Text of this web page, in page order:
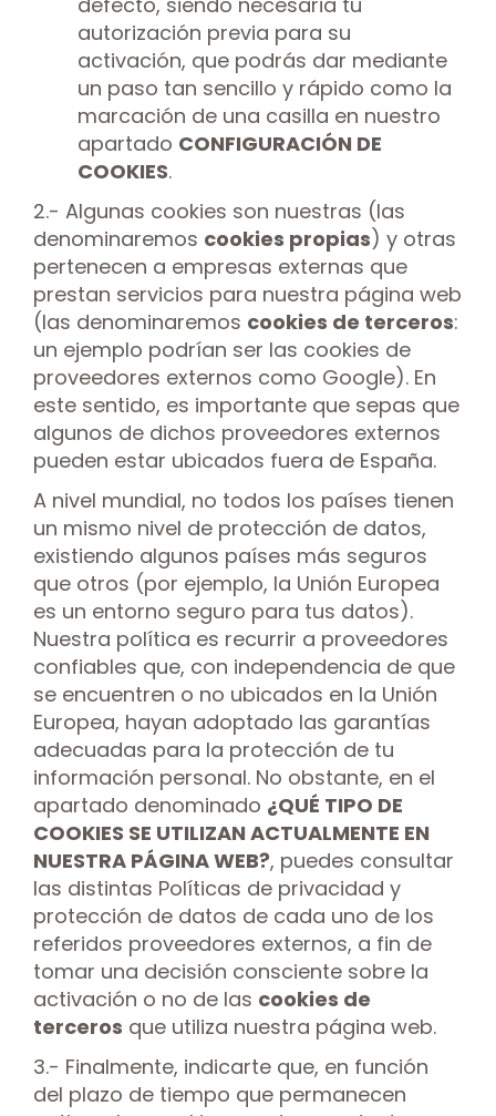
autorización previa para su
activación, que podrás dar mediante
un paso tan sencillo y rápido como la
marcación de una casilla en nuestro
apartado CONFIGURACIÓN DE
COOKIES.
2.- Algunas cookies son nuestras (las
denominaremos cookies propias) y otras
pertenecen a empresas externas que
prestan servicios para nuestra página web
(las denominaremos cookies de terceros:
un ejemplo podrían ser las cookies de
proveedores externos como Google). En
este sentido, es importante que sepas que
algunos de dichos proveedores externos
pueden estar ubicados fuera de España.
A nivel mundial, no todos los países tienen
un mismo nivel de protección de datos,
existiendo algunos países más seguros
que otros (por ejemplo, la Unión Europea
es un entorno seguro para tus datos).
Nuestra política es recurrir a proveedores
confiables que, con independencia de que
se encuentren o no ubicados en la Unión
Europea, hayan adoptado las garantías
adecuadas para la protección de tu
información personal. No obstante, en el
apartado denominado ¿QUÉ TIPO DE
COOKIES SE UTILIZAN ACTUALMENTE EN
NUESTRA PÁGINA WEB?, puedes consultar
las distintas Políticas de privacidad y
protección de datos de cada uno de los
referidos proveedores externos, a fin de
tomar una decisión consciente sobre la
activación o no de las cookies de
terceros que utiliza nuestra página web.
3.- Finalmente, indicarte que, en función
del plazo de tiempo que permanecen